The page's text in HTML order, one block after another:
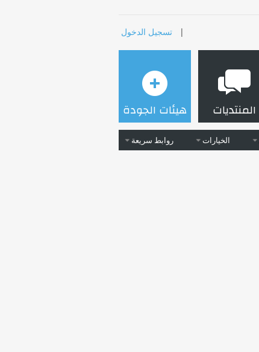
| تسجيل الدخول
المنتديات
الخيارات روابط سريعة
هيئات الجودة